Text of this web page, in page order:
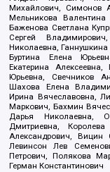
Михайлович, Симонов
Мельникова
Баженова Светлана
Сергей
Николаевна,
Буртина Елена
Екатерина
Юрьевна, Свечников
Шахова Елена
Ирина Вячеславовна,
Маркович, Бахмин
Дарья Николаевна,
Дмитриевна,
Александрович, Вицин
Левинсон Лев
Петрович, Полякова
Герман Константинович